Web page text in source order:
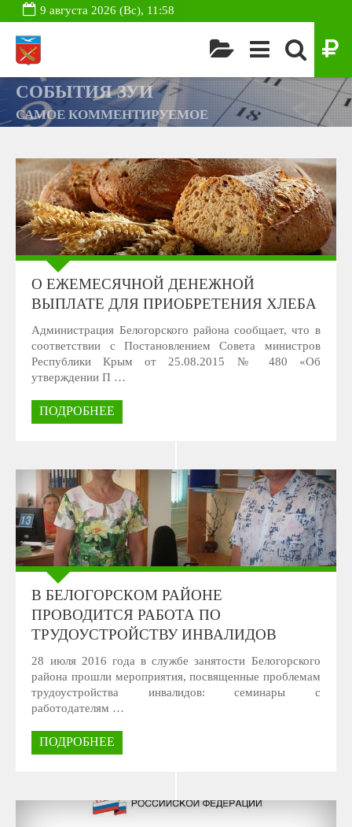
9 августа 2026 (Вс), 11:58
СОБЫТИЯ ЗУИ
САМОЕ КОММЕНТИРУЕМОЕ
О ЕЖЕМЕСЯЧНОЙ ДЕНЕЖНОЙ
ВЫПЛАТЕ ДЛЯ ПРИОБРЕТЕНИЯ ХЛЕБА
Администрация Белогорского района сообщает, что в
соответствии с Постановлением Совета министров
Республики Крым от 25.08.2015 № 480 «Об
утверждении П …
ПОДРОБНЕЕ
В БЕЛОГОРСКОМ РАЙОНЕ
ПРОВОДИТСЯ РАБОТА ПО
ТРУДОУСТРОЙСТВУ ИНВАЛИДОВ
28 июля 2016 года в службе занятости Белогорского
района прошли мероприятия, посвященные проблемам
трудоустройства инвалидов: семинары с
работодателям …
ПОДРОБНЕЕ